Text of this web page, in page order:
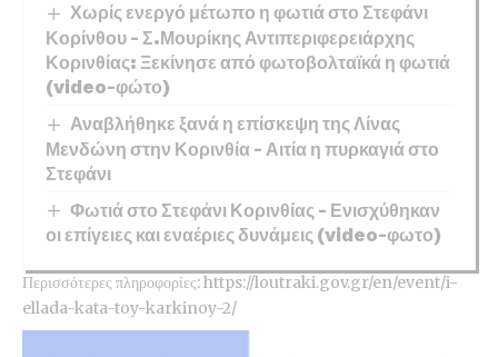
Χωρίς ενεργό μέτωπο η φωτιά στο Στεφάνι
Κορίνθου – Σ.Μουρίκης Αντιπεριφερειάρχης
Κορινθίας: Ξεκίνησε από φωτοβολταϊκά η φωτιά
(video-φώτο)
Αναβλήθηκε ξανά η επίσκεψη της Λίνας
Μενδώνη στην Κορινθία – Αιτία η πυρκαγιά στο
Στεφάνι
Φωτιά στο Στεφάνι Κορινθίας – Ενισχύθηκαν
οι επίγειες και εναέριες δυνάμεις (video-φωτο)
Περισσότερες πληροφορίες: https://loutraki.gov.gr/en/event/i-
ellada-kata-toy-karkinoy-2/